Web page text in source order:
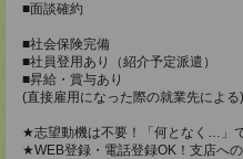
■面談確約
■社会保険完備
■社員登用あり（紹介予定派遣）
■昇給・賞与あり
(直接雇用になった際の就業先による)
★志望動機は不要！「何となく…」で
★WEB登録・電話登録OK！支店へ